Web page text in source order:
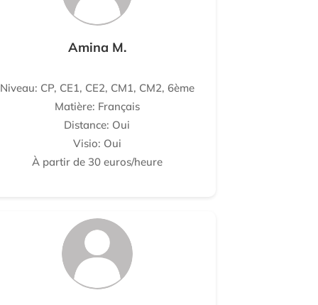
Amina M.
Niveau: CP, CE1, CE2, CM1, CM2, 6ème
Matière: Français
Distance: Oui
Visio: Oui
À partir de 30 euros/heure